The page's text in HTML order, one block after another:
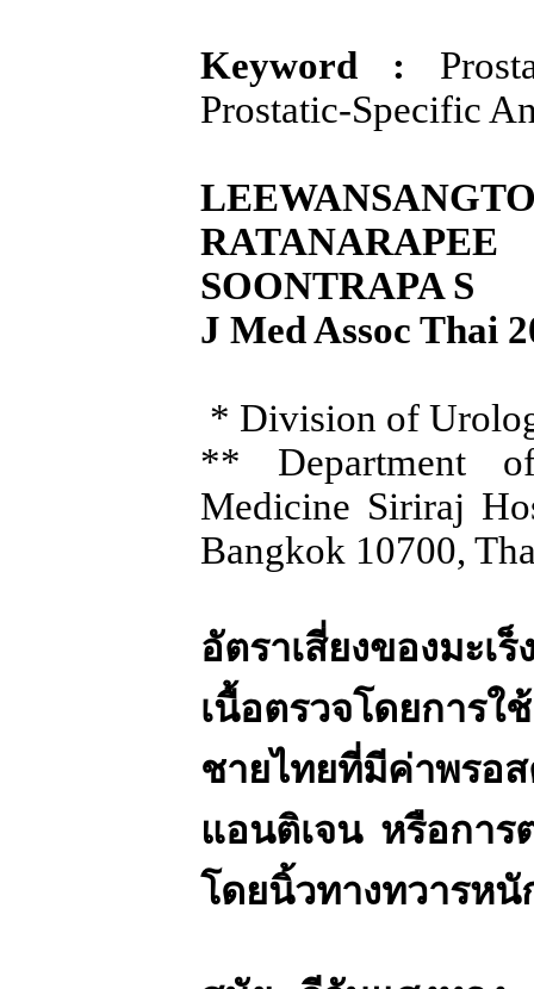
Keyword :
Prostatic-Specific
SOONTRAPA S
J Med Assoc Thai
* Division of
** Department
Medicine Siriraj
Bangkok 10700,
อัตราเสี่ยงของมะเ
เนื้อตรวจโดยการใ
ชายไทยที่มีค่าพรอ
แอนติเจน หรือกา
โดยนิ้วทางทวารหนั